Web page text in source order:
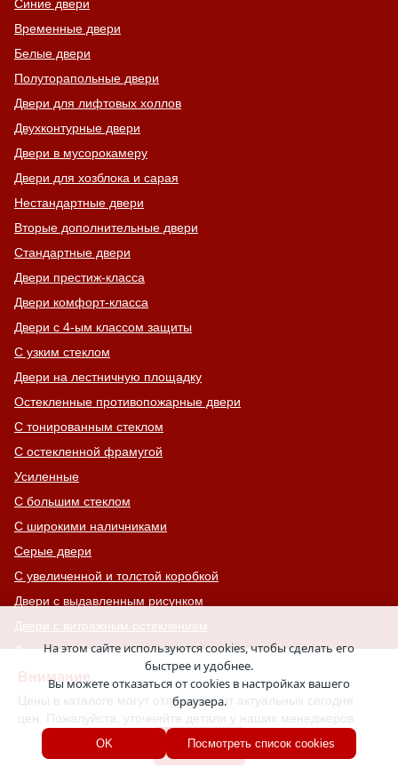
Внимание
Цены в каталоге могут отличаться от актуальных сегодня
цен. Пожалуйста, уточняйте детали у наших менеджеров.
Хорошо
Синие двери
Временные двери
Белые двери
Полуторапольные двери
Двери для лифтовых холлов
Двухконтурные двери
Двери в мусорокамеру
Двери для хозблока и сарая
Нестандартные двери
Вторые дополнительные двери
Стандартные двери
Двери престиж-класса
Двери комфорт-класса
Двери с 4-ым классом защиты
С узким стеклом
Двери на лестничную площадку
Остекленные противопожарные двери
С тонированным стеклом
С остекленной фрамугой
Усиленные
С большим стеклом
С широкими наличниками
Серые двери
С увеличенной и толстой коробкой
Двери с выдавленным рисунком
Двери с витражным остеклением
Двери с английской решеткой
Глухие противопожарные двери
Однопольные противопожарные двери
Двери со львом
Двери Антипаника
На этом сайте используются cookies, чтобы сделать его
быстрее и удобнее.
Вы можете отказаться от cookies в настройках вашего
браузера.
OK Посмотреть список cookies